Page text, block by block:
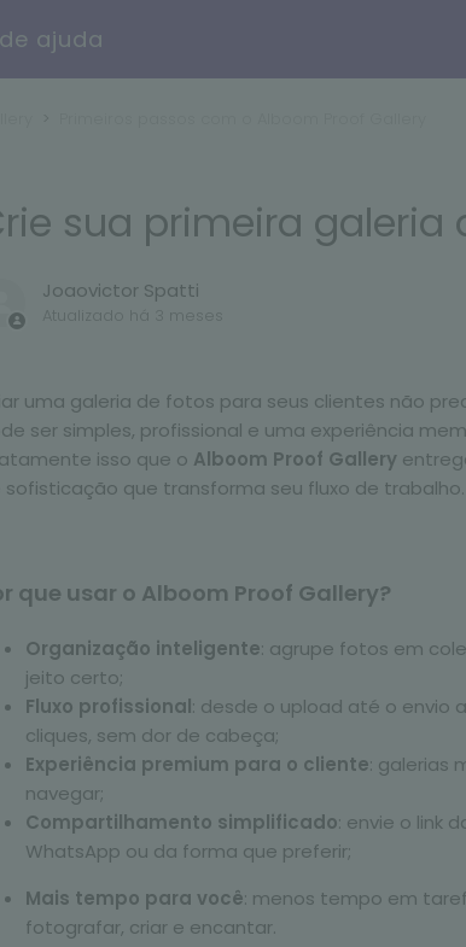
ajuda
sua primeira galeria
Joaovictor Spatti
Atualizado há 3 meses
uma galeria de fotos para seus clientes não
ser simples, profissional e uma experiência
isso que o Alboom Proof Gallery
sofisticação que transforma seu fluxo de trabalho.
que usar o Alboom Proof Gallery?
Organização inteligente: agrupe fotos em
jeito certo;
Fluxo profissional: desde o upload até o envio
cliques, sem dor de cabeça;
Experiência premium para o cliente: galerias
navegar;
Compartilhamento simplificado: envie o link
WhatsApp ou da forma que preferir;
Mais tempo para você: menos tempo em
fotografar, criar e encantar.